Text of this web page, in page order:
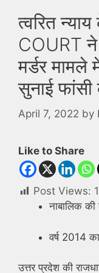
त्वरित
COURT
मर्डर मामले
सुनाई
April 7, 2022 by
Like to Share
Post Views:
नाबालिक की
वर्ष 2014 का
उत्तर प्रदेश की